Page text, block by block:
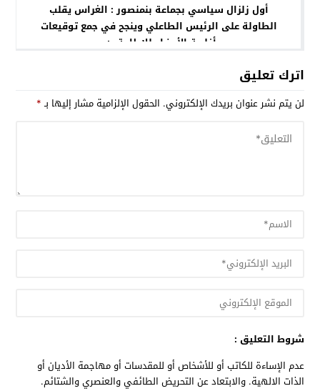
أول زلزال سياسي بجماعة بنمنصور : الغراس يقلب
الطاولة على الرئيس الطاعلي وينجح في جمع توقيعات
أغلبية الأعضاء للإطاحة به.
اترك تعليق
لن يتم نشر عنوان بريدك الإلكتروني. الحقول الإلزامية مشار إليها بـ*
شروط التعليق :
عدم الإساءة للكاتب أو للأشخاص أو للمقدسات أو مهاجمة الأديان أو
الذات الالهية. والابتعاد عن التحريض الطائفي والعنصري والشتائم.